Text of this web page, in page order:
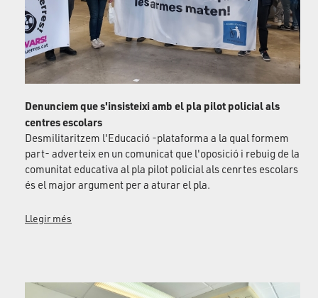
Denunciem que s'insisteixi amb el pla pilot policial als
centres escolars
Desmilitaritzem l'Educació -plataforma a la qual formem
part- adverteix en un comunicat que l'oposició i rebuig de la
comunitat educativa al pla pilot policial als cenrtes escolars
és el major argument per a aturar el pla.
Llegir més